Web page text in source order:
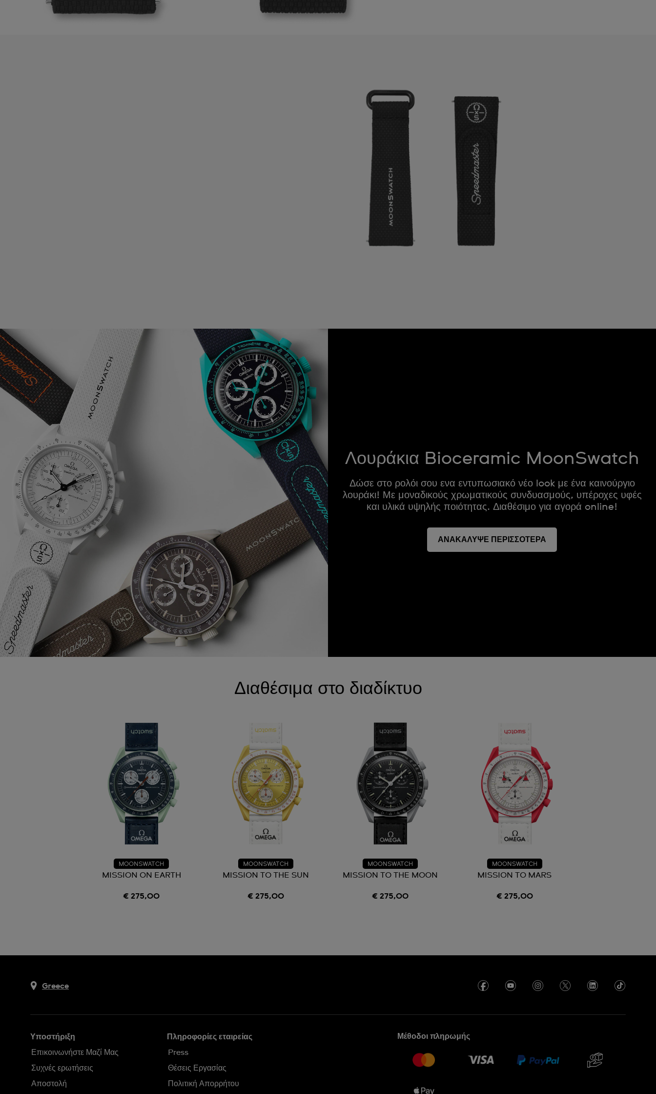
Λουράκια Bioceramic MoonSwatch
Δώσε στο ρολόι σου ενα εντυπωσιακό νέο look με ένα καινούργιο
λουράκι! Με μοναδικούς χρωματικούς συνδυασμούς, υπέροχες υφές
και υλικά υψηλής ποιότητας. Διαθέσιμο για αγορά online!
ΑΝΑΚΑΛΥΨΕ ΠΕΡΙΣΣΟΤΕΡΑ
Διαθέσιμα στο διαδίκτυο
MOONSWATCH
MISSION ON EARTH
€ 275,00
MOONSWATCH
MISSION TO THE SUN
€ 275,00
MOONSWATCH
MISSION TO THE MOON
€ 275,00
MOONSWATCH
MISSION TO MARS
€ 275,00
Greece
Υποστήριξη
Επικοινωνήστε Μαζί Μας
Συχνές ερωτήσεις
Αποστολή
Πληροφορίες εταιρείας
Press
Θέσεις Εργασίας
Πολιτική Απορρήτου
Μέθοδοι πληρωμής